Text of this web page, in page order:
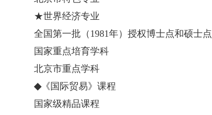
★世界经济专业
全国第一批（1981年）授权博士点和硕士点
国家重点培育学科
北京市重点学科
◆《国际贸易》课程
国家级精品课程